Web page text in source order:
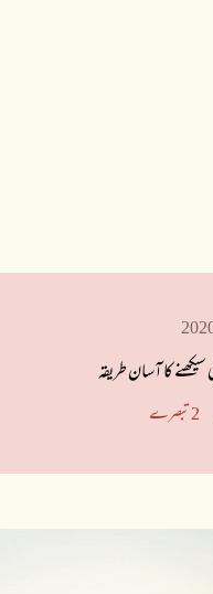
کا آسان طریقہ
2 تبصرے